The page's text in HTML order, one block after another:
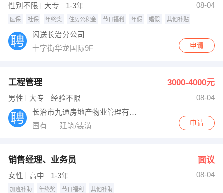
性别不限 大专 1-3年 08-04
医保 社保 年终奖 住房公积金 节日福利 年假 婚假 其他补贴
闪送长治分公司
十字街华龙国际9F
申请
工程管理 3000-4000元
男性 大专 经验不限
08-04
长治市九通房地产物业管理有限公司
国有
建筑/装潢 申请
销售经理、业务员 面议
女性 高中 1-3年 08-04
加班补助 年终奖 节日福利 其他补助